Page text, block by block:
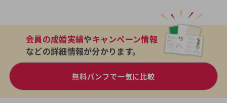
会員の成婚実績やキャンペーン情報
などの詳細情報が分かります。
無料パンフで一気に比較